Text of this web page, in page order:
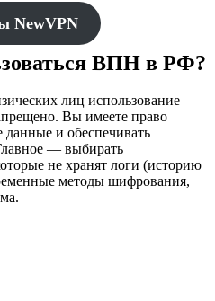
NewVPN
ВПН в РФ?
лиц использование
Вы имеете право
и обеспечивать
— выбирать
не хранят логи (историю
методы шифрования,